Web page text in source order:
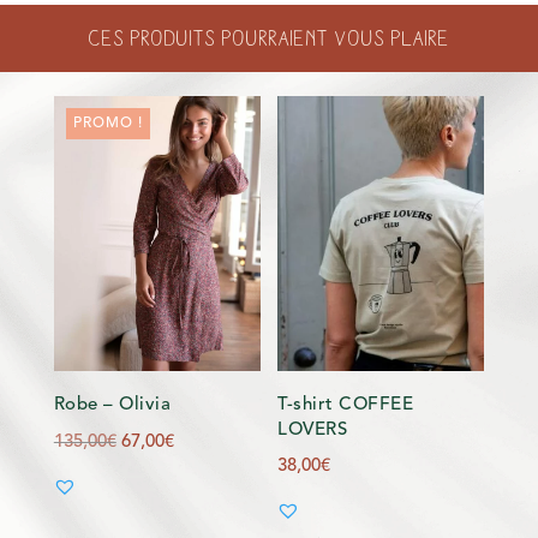
FONCÉ
Ces produits pourraient vous plaire
PROMO !
Robe – Olivia
135,00€ Le
67,00€Le
T-shirt COFFEE
LOVERS
38,00€